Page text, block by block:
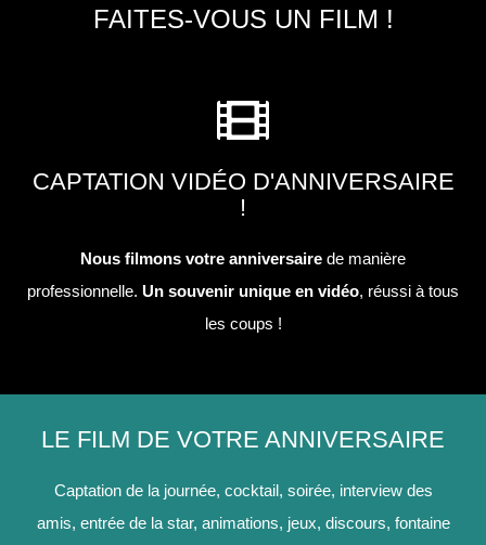
FAITES-VOUS UN FILM !
CAPTATION VIDÉO D'ANNIVERSAIRE
!
Nous filmons votre anniversaire de manière
professionnelle. Un souvenir unique en vidéo, réussi à tous
les coups !
LE FILM DE VOTRE ANNIVERSAIRE
Captation de la journée, cocktail, soirée, interview des
amis, entrée de la star, animations, jeux, discours, fontaine